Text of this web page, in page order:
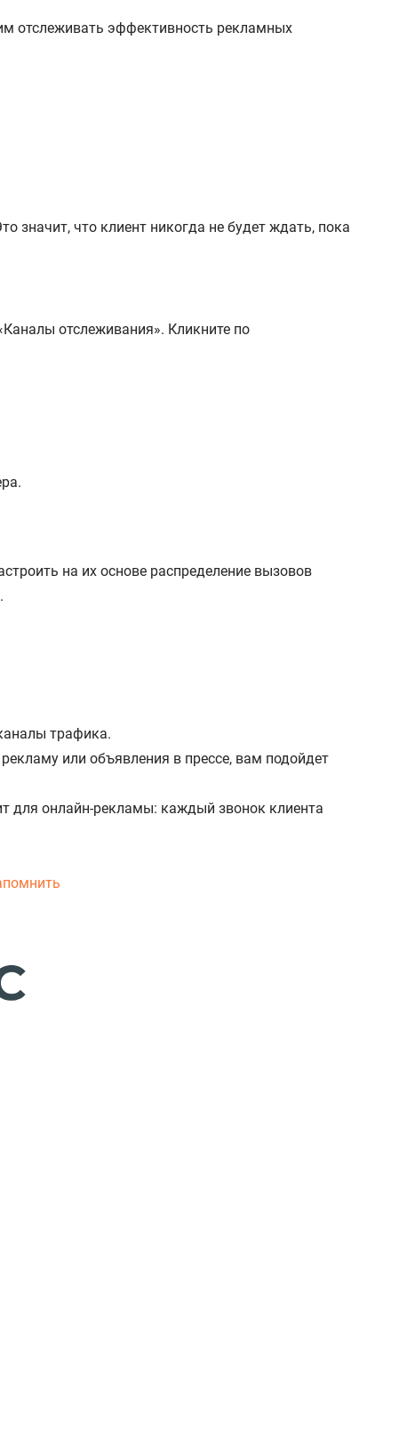
отслеживать эффективность рекламных
значит, что клиент никогда не будет ждать, пока
отслеживания». Кликните по
на их основе распределение вызовов
трафика.
или объявления в прессе, вам подойдет
для онлайн-рекламы: каждый звонок клиента